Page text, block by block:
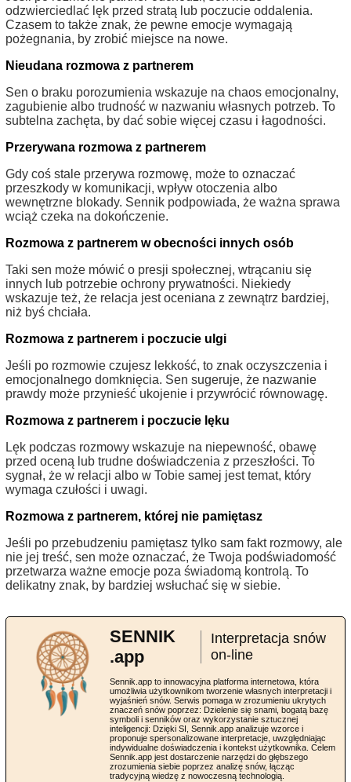
odzwierciedlać lęk przed stratą lub poczucie oddalenia.
Czasem to także znak, że pewne emocje wymagają
pożegnania, by zrobić miejsce na nowe.
Nieudana rozmowa z partnerem
Sen o braku porozumienia wskazuje na chaos emocjonalny,
zagubienie albo trudność w nazwaniu własnych potrzeb. To
subtelna zachęta, by dać sobie więcej czasu i łagodności.
Przerywana rozmowa z partnerem
Gdy coś stale przerywa rozmowę, może to oznaczać
przeszkody w komunikacji, wpływ otoczenia albo
wewnętrzne blokady. Sennik podpowiada, że ważna sprawa
wciąż czeka na dokończenie.
Rozmowa z partnerem w obecności innych osób
Taki sen może mówić o presji społecznej, wtrącaniu się
innych lub potrzebie ochrony prywatności. Niekiedy
wskazuje też, że relacja jest oceniana z zewnątrz bardziej,
niż byś chciała.
Rozmowa z partnerem i poczucie ulgi
Jeśli po rozmowie czujesz lekkość, to znak oczyszczenia i
emocjonalnego domknięcia. Sen sugeruje, że nazwanie
prawdy może przynieść ukojenie i przywrócić równowagę.
Rozmowa z partnerem i poczucie lęku
Lęk podczas rozmowy wskazuje na niepewność, obawę
przed oceną lub trudne doświadczenia z przeszłości. To
sygnał, że w relacji albo w Tobie samej jest temat, który
wymaga czułości i uwagi.
Rozmowa z partnerem, której nie pamiętasz
Jeśli po przebudzeniu pamiętasz tylko sam fakt rozmowy, ale
nie jej treść, sen może oznaczać, że Twoja podświadomość
przetwarza ważne emocje poza świadomą kontrolą. To
delikatny znak, by bardziej wsłuchać się w siebie.
SENNIK
.app
Interpretacja snów
on-line
Sennik.app to innowacyjna platforma internetowa, która
umożliwia użytkownikom tworzenie własnych interpretacji i
wyjaśnień snów. Serwis pomaga w zrozumieniu ukrytych
znaczeń snów poprzez: Dzielenie się snami, bogatą bazę
symboli i senników oraz wykorzystanie sztucznej
inteligencji: Dzięki SI, Sennik.app analizuje wzorce i
proponuje spersonalizowane interpretacje, uwzględniając
indywidualne doświadczenia i kontekst użytkownika. Celem
Sennik.app jest dostarczenie narzędzi do głębszego
zrozumienia siebie poprzez analizę snów, łącząc
tradycyjną wiedzę z nowoczesną technologią.